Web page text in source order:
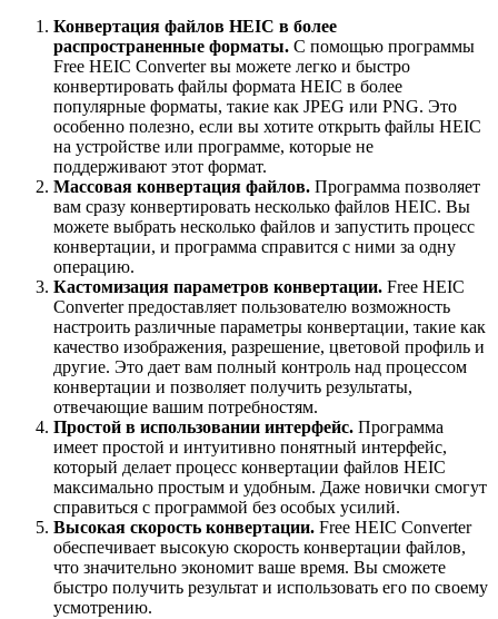
Конвертация файлов HEIC в более
распространенные форматы. С помощью программы
Free HEIC Converter вы можете легко и быстро
конвертировать файлы формата HEIC в более
популярные форматы, такие как JPEG или PNG. Это
особенно полезно, если вы хотите открыть файлы HEIC
на устройстве или программе, которые не
поддерживают этот формат.
Массовая конвертация файлов. Программа позволяет
вам сразу конвертировать несколько файлов HEIC. Вы
можете выбрать несколько файлов и запустить процесс
конвертации, и программа справится с ними за одну
операцию.
Кастомизация параметров конвертации. Free HEIC
Converter предоставляет пользователю возможность
настроить различные параметры конвертации, такие как
качество изображения, разрешение, цветовой профиль и
другие. Это дает вам полный контроль над процессом
конвертации и позволяет получить результаты,
отвечающие вашим потребностям.
Простой в использовании интерфейс. Программа
имеет простой и интуитивно понятный интерфейс,
который делает процесс конвертации файлов HEIC
максимально простым и удобным. Даже новички смогут
справиться с программой без особых усилий.
Высокая скорость конвертации. Free HEIC Converter
обеспечивает высокую скорость конвертации файлов,
что значительно экономит ваше время. Вы сможете
быстро получить результат и использовать его по своему
усмотрению.